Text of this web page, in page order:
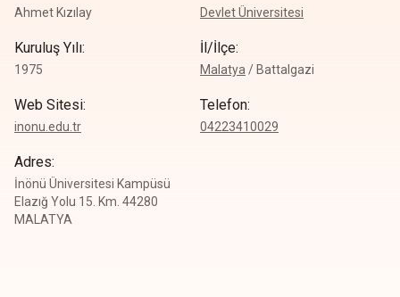
Ahmet Kızılay Devlet Üniversitesi
Kuruluş Yılı:
1975
İl/İlçe:
Malatya / Battalgazi
Web Sitesi:
inonu.edu.tr
Telefon:
04223410029
Adres:
İnönü Üniversitesi Kampüsü
Elazığ Yolu 15. Km. 44280
MALATYA